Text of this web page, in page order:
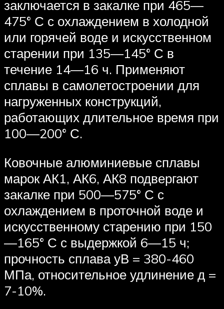
заключается в закалке при 465—
475° С с охлаждением в холодной
или горячей воде и искусственном
старении при 135—145° С в
течение 14—16 ч. Применяют
сплавы в самолетостроении для
нагруженных конструкций,
работающих длительное время при
100—200° С.
Ковочные алюминиевые сплавы
марок АК1, АК6, АК8 подвергают
закалке при 500—575° С с
охлаждением в проточной воде и
искусственному старению при 150
—165° С с выдержкой 6—15 ч;
прочность сплава уВ = 380-460
МПа, относительное удлинение д =
7-10%.